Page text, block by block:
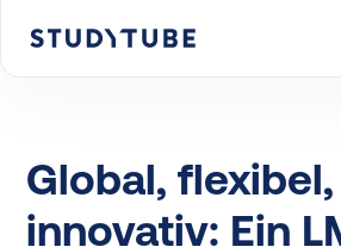
Global, flexibel,
innovativ: Ein